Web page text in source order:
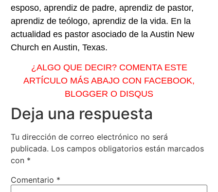
esposo, aprendiz de padre, aprendiz de pastor,
aprendiz de teólogo, aprendiz de la vida. En la
actualidad es pastor asociado de la Austin New
Church en Austin, Texas.
¿ALGO QUE DECIR? COMENTA ESTE
ARTÍCULO MÁS ABAJO CON FACEBOOK,
BLOGGER O DISQUS
Deja una respuesta
Tu dirección de correo electrónico no será
publicada. Los campos obligatorios están marcados
con *
Comentario *